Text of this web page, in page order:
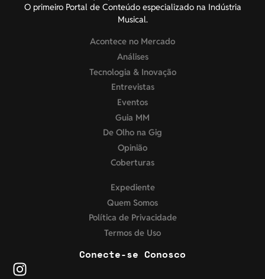
O primeiro Portal de Conteúdo especializado na Indústria
Musical.
Acontece no Mercado
Análises
Tecnologia & Inovação
Entrevistas
Eventos
Guia MM
De Olho na Gig
Opinião
Coberturas
Expediente
Quem Somos
Política de Privacidade
Termos de Uso
Conecte-se Conosco